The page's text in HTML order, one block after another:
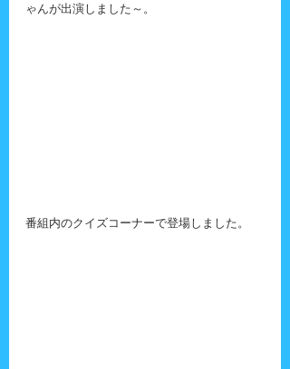
ゃんが出演しました～。
番組内のクイズコーナーで登場しました。